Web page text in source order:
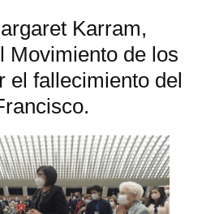
Karram,
Movimiento de los
el fallecimiento del